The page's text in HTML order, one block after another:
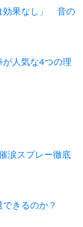
効果なし」 音の
が人気な4つの理
涙スプレー徹底
きるのか？